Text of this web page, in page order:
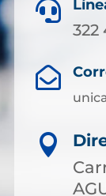

322

